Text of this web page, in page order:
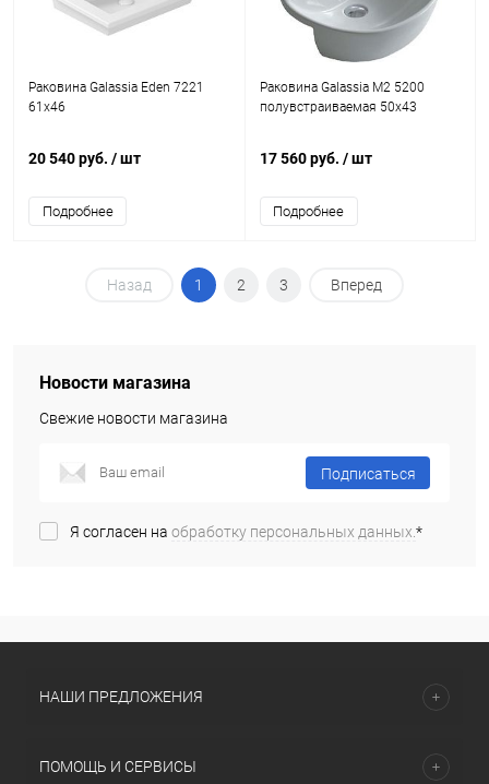
Раковина Galassia Eden 7221
61x46
20 540 руб. / шт
Подробнее
Раковина Galassia M2 5200
полувстраиваемая 50x43
17 560 руб. / шт
Подробнее
Назад 1 2 3 Вперед
Новости магазина
Свежие новости магазина
Подписаться
Я согласен на обработку персональных данных.*
НАШИ ПРЕДЛОЖЕНИЯ
ПОМОЩЬ И СЕРВИСЫ